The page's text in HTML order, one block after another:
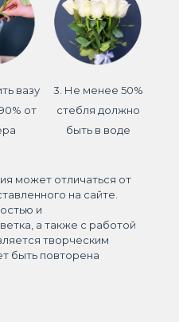
вазу
от
3. Не менее 50%
стебля должно
быть в воде
может отличаться от
на сайте.
и
а также с работой
творческим
быть повторена